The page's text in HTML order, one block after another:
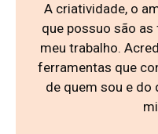
A criatividade, o
que possuo são
meu trabalho.
ferramentas que
de quem sou e do